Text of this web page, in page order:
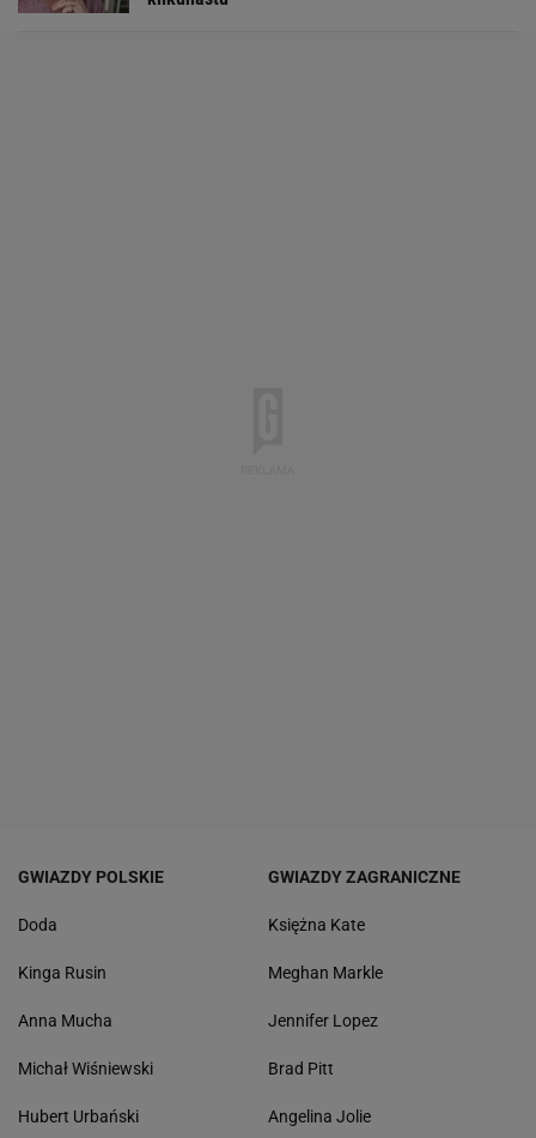
GWIAZDY POLSKIE
Doda
Kinga Rusin
Anna Mucha
Michał Wiśniewski
Hubert Urbański
GWIAZDY ZAGRANICZNE
Księżna Kate
Meghan Markle
Jennifer Lopez
Brad Pitt
Angelina Jolie